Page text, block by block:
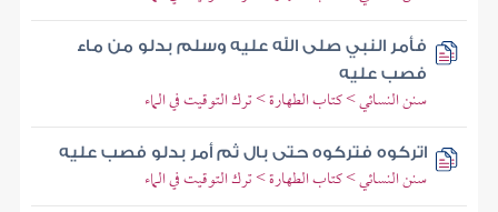
فأمر النبي صلى الله عليه وسلم بدلو من ماء
فصب عليه
سنن النسائي > كتاب الطهارة > ترك التوقيت في الماء
اتركوه فتركوه حتى بال ثم أمر بدلو فصب عليه
سنن النسائي > كتاب الطهارة > ترك التوقيت في الماء